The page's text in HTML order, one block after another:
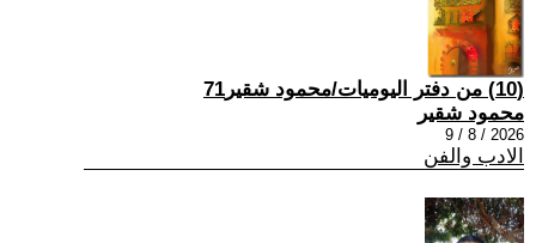
(10) من دفتر اليوميات/محمود شقير71
محمود شقير
2026 / 8 / 9
الادب والفن